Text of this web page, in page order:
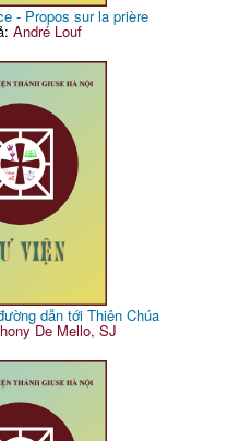
- Propos sur la prière
André Louf
dẫn tới Thiên Chúa
De Mello, SJ